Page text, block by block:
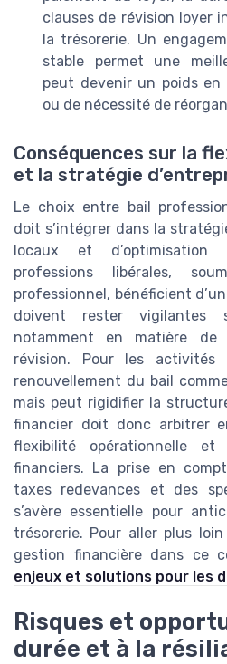
clauses de révision loyer
la trésorerie. Un
stable permet une
peut devenir un poids en
ou de nécessité de
Conséquences sur la
et la stratégie
Le choix entre bail
doit s’intégrer dans la
locaux et d’optimisation
professions libérales,
professionnel, bénéficient
doivent rester vigilantes
notamment en matière de
révision. Pour les activités
renouvellement du bail
mais peut rigidifier la
financier doit donc arbitrer
flexibilité opérationnelle
financiers. La prise en
taxes redevances et des
s’avère essentielle pour
trésorerie. Pour aller plus
gestion financière dans ce
enjeux et solutions pour les
Risques et
durée et à la